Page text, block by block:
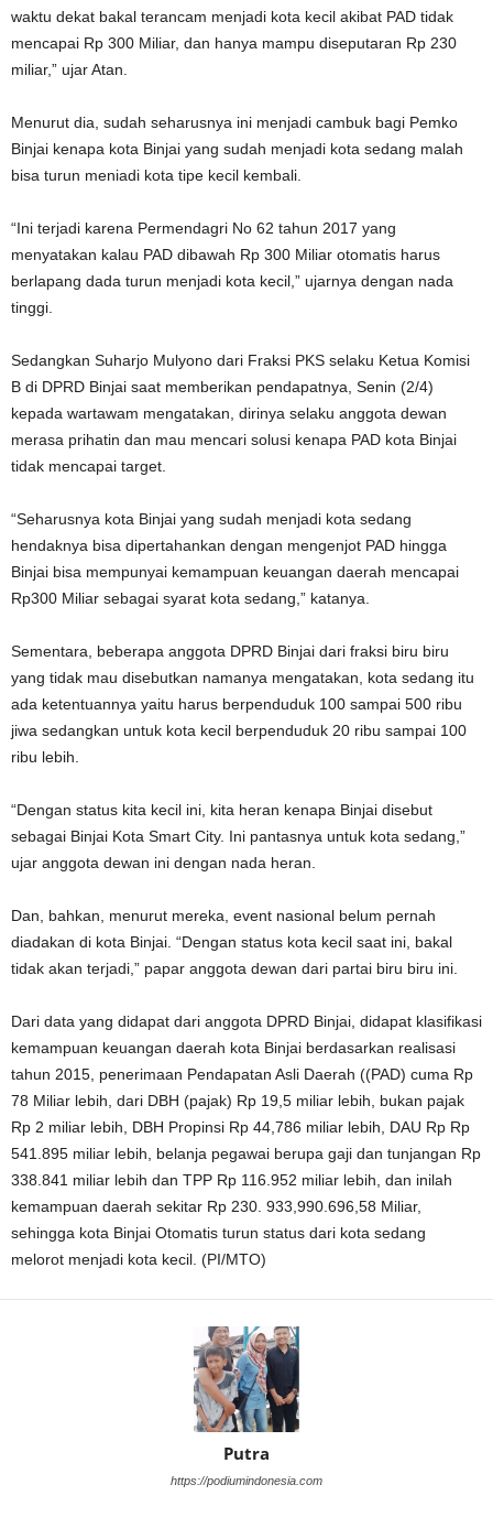
waktu dekat bakal terancam menjadi kota kecil akibat PAD tidak
mencapai Rp 300 Miliar, dan hanya mampu diseputaran Rp 230
miliar,” ujar Atan.
Menurut dia, sudah seharusnya ini menjadi cambuk bagi Pemko
Binjai kenapa kota Binjai yang sudah menjadi kota sedang malah
bisa turun meniadi kota tipe kecil kembali.
“Ini terjadi karena Permendagri No 62 tahun 2017 yang
menyatakan kalau PAD dibawah Rp 300 Miliar otomatis harus
berlapang dada turun menjadi kota kecil,” ujarnya dengan nada
tinggi.
Sedangkan Suharjo Mulyono dari Fraksi PKS selaku Ketua Komisi
B di DPRD Binjai saat memberikan pendapatnya, Senin (2/4)
kepada wartawam mengatakan, dirinya selaku anggota dewan
merasa prihatin dan mau mencari solusi kenapa PAD kota Binjai
tidak mencapai target.
“Seharusnya kota Binjai yang sudah menjadi kota sedang
hendaknya bisa dipertahankan dengan mengenjot PAD hingga
Binjai bisa mempunyai kemampuan keuangan daerah mencapai
Rp300 Miliar sebagai syarat kota sedang,” katanya.
Sementara, beberapa anggota DPRD Binjai dari fraksi biru biru
yang tidak mau disebutkan namanya mengatakan, kota sedang itu
ada ketentuannya yaitu harus berpenduduk 100 sampai 500 ribu
jiwa sedangkan untuk kota kecil berpenduduk 20 ribu sampai 100
ribu lebih.
“Dengan status kita kecil ini, kita heran kenapa Binjai disebut
sebagai Binjai Kota Smart City. Ini pantasnya untuk kota sedang,”
ujar anggota dewan ini dengan nada heran.
Dan, bahkan, menurut mereka, event nasional belum pernah
diadakan di kota Binjai. “Dengan status kota kecil saat ini, bakal
tidak akan terjadi,” papar anggota dewan dari partai biru biru ini.
Dari data yang didapat dari anggota DPRD Binjai, didapat klasifikasi
kemampuan keuangan daerah kota Binjai berdasarkan realisasi
tahun 2015, penerimaan Pendapatan Asli Daerah ((PAD) cuma Rp
78 Miliar lebih, dari DBH (pajak) Rp 19,5 miliar lebih, bukan pajak
Rp 2 miliar lebih, DBH Propinsi Rp 44,786 miliar lebih, DAU Rp Rp
541.895 miliar lebih, belanja pegawai berupa gaji dan tunjangan Rp
338.841 miliar lebih dan TPP Rp 116.952 miliar lebih, dan inilah
kemampuan daerah sekitar Rp 230. 933,990.696,58 Miliar,
sehingga kota Binjai Otomatis turun status dari kota sedang
melorot menjadi kota kecil. (PI/MTO)
Putra
https://podiumindonesia.com